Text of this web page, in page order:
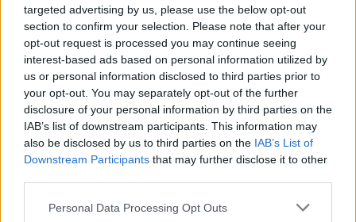
targeted advertising by us, please use the below opt-out
section to confirm your selection. Please note that after your
opt-out request is processed you may continue seeing
interest-based ads based on personal information utilized by
us or personal information disclosed to third parties prior to
your opt-out. You may separately opt-out of the further
disclosure of your personal information by third parties on the
IAB’s list of downstream participants. This information may
also be disclosed by us to third parties on the IAB’s List of
Downstream Participants that may further disclose it to other
Personal Data Processing Opt Outs
ΠΕΡΙΣΣΌΤΕΡΑ ΣΕ ΑΥΤΉ ΤΗΝ ΚΑΤΗΓΟΡΊΑ